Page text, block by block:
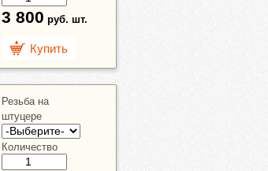
3 800 руб. шт.
Купить
Резьба на
штуцере
Количество